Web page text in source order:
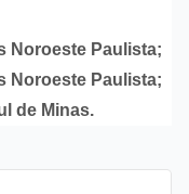
Noroeste Paulista;
Noroeste Paulista;
de Minas.